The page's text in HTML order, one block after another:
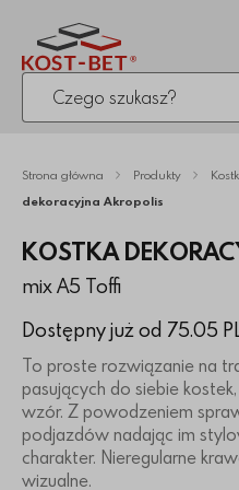
Po kliknięciu przycisku
Strona główna Produkty
dekoracyjna Akropolis
KOSTKA
mix A5 Toffi
Dostępny już od 75.05
To proste rozwiązanie na
pasujących do siebie
wzór. Z powodzeniem
podjazdów nadając im
charakter. Nieregularne
wizualne.